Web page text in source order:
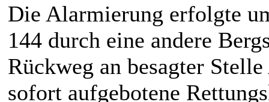
Die Alarmierung erfolgte
144 durch eine andere
Rückweg an besagter
sofort aufgebotene